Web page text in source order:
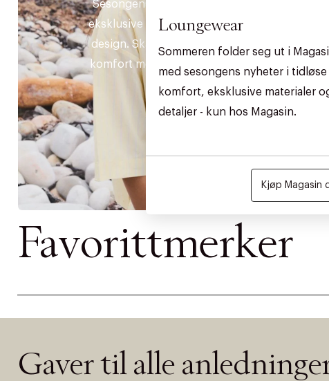
Loungewear
Sommeren folder seg ut i
med sesongens nyheter i
komfort, eksklusive materialer
detaljer - kun hos Magasin.
Kjøp Magasin
Sesongens essensielle styles i
eksklusive materialer og tidløse
design. Skapt for å kombinere
komfort med et tidløst uttrykk.
Favorittmerker
Gaver til alle
videoen.